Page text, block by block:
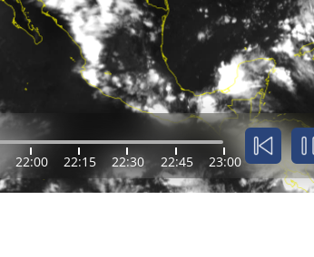
22:00 22:15 22:30 22:45 23:00